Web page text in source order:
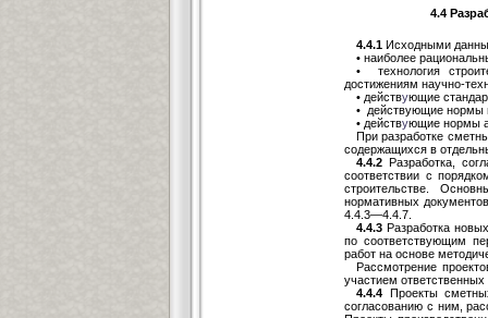
4.4
4.4.1 Исходными
• наиболее
• технология
достижениям научно-
• действующие
• действующие нормы
• действующие нормы
При разработке
содержащихся в
4.4.2 Разработка,
соответствии с
строительстве.
нормативных
4.4.3—4.4.7.
4.4.3 Разработка
по соответствующим
работ на основе
Рассмотрение
участием ответственных
4.4.4 Проекты
согласованию с ним,